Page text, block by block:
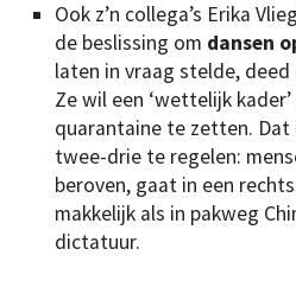
Ook z’n collega’s Erika
de beslissing om dansen
laten in vraag stelde, deed
Ze wil een ‘wettelijk
quarantaine te zetten. Dat
twee-drie te regelen:
beroven, gaat in een
makkelijk als in pakweg
dictatuur.